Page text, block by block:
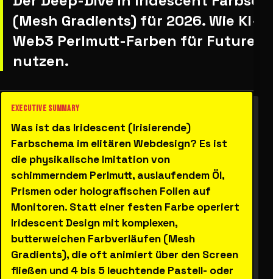
(Mesh Gradients) für 2026. Wie KI-
Web3 Perlmutt-Farben für Future-
nutzen.
Was ist das Iridescent (Irisierende)
Farbschema im elitären Webdesign? Es ist
die physikalische Imitation von
schimmerndem Perlmutt, auslaufendem Öl,
Prismen oder holografischen Folien auf
Monitoren. Statt einer festen Farbe operiert
Iridescent Design mit komplexen,
butterweichen Farbverläufen (Mesh
Gradients), die oft animiert über den Screen
fließen und 4 bis 5 leuchtende Pastell- oder